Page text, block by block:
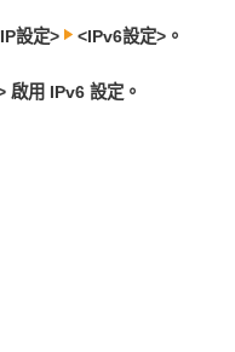
設定> <IPv6設定>。
啟用 IPv6 設定。